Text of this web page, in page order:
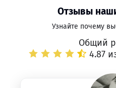
Отзывы
Узнайте почему
Общий
4.87